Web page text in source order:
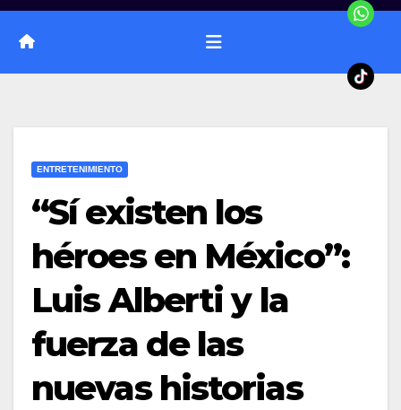
ENTRETENIMIENTO
“Sí existen los
héroes en México”:
Luis Alberti y la
fuerza de las
nuevas historias